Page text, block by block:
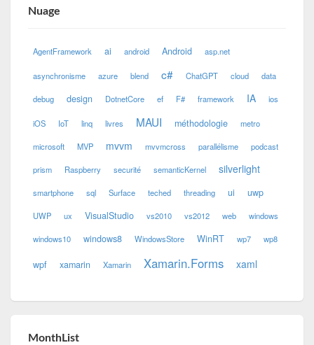
Nuage
AgentFramework ai android Android asp.net
asynchronisme azure blend c# ChatGPT cloud data
debug design DotnetCore ef F# framework IA ios
iOS IoT linq livres MAUI méthodologie metro
microsoft MVP mvvm mvvmcross parallélisme podcast
prism Raspberry securité semanticKernel silverlight
smartphone sql Surface teched threading ui uwp
UWP ux VisualStudio vs2010 vs2012 web windows
windows10 windows8 WindowsStore WinRT wp7 wp8
wpf xamarin Xamarin Xamarin.Forms xaml
MonthList